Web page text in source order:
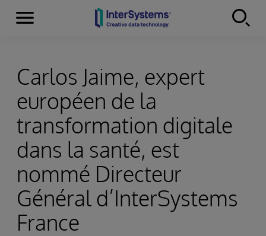
Skip to content
Menu
Carlos Jaime, expert
européen de la
transformation digitale
dans la santé, est
nommé Directeur
Général d’InterSystems
France